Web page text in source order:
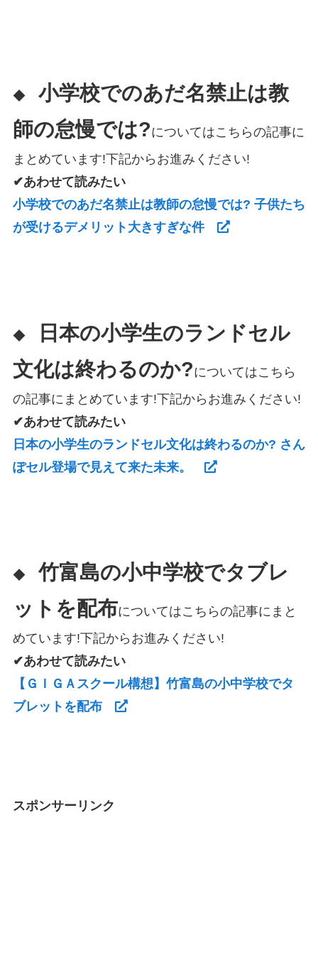
◆ 小学校でのあだ名禁止は教
師の怠慢では?についてはこちらの記事に
まとめています!下記からお進みください!
✔あわせて読みたい
小学校でのあだ名禁止は教師の怠慢では? 子供たち
が受けるデメリット大きすぎな件
◆
日本の小学生のランドセル
文化は終わるのか?についてはこちら
の記事にまとめています!下記からお進みください!
✔あわせて読みたい
日本の小学生のランドセル文化は終わるのか? さん
ぽセル登場で見えて来た未来。
◆ 竹富島の小中学校でタブレ
ットを配布についてはこちらの記事にまと
めています!下記からお進みください!
✔あわせて読みたい
【ＧＩＧＡスクール構想】竹富島の小中学校でタ
ブレットを配布
スポンサーリンク